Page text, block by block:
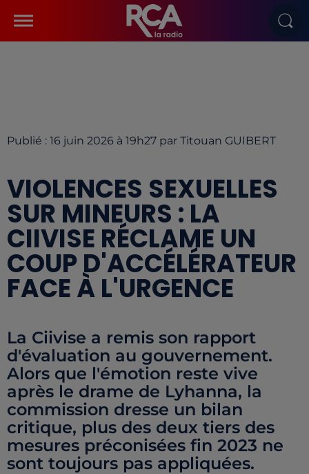
Publié : 16 juin 2026 à 19h27 par Titouan GUIBERT
VIOLENCES SEXUELLES
SUR MINEURS : LA
CIIVISE RÉCLAME UN
COUP D'ACCÉLÉRATEUR
FACE À L'URGENCE
La Ciivise a remis son rapport
d'évaluation au gouvernement.
Alors que l'émotion reste vive
après le drame de Lyhanna, la
commission dresse un bilan
critique, plus des deux tiers des
mesures préconisées fin 2023 ne
sont toujours pas appliquées.